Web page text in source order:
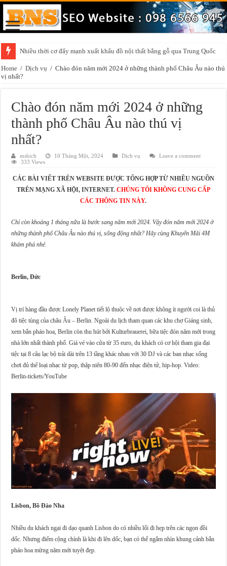
Nhiều thời cơ đẩy mạnh xuất khẩu đồ nội thất bằng gỗ qua Trung Quốc
Home / Dịch vụ / Chào đón năm mới 2024 ở những thành phố Châu Âu nào thú
vị nhất?
Chào đón năm mới 2024 ở những
thành phố Châu Âu nào thú vị
nhất?
msbich 10 Tháng Một, 2024 Dịch vụ
Leave a comment
333 Views
CÁC BÀI VIẾT TRÊN WEBSITE ĐƯỢC TỔNG HỢP TỪ NHIỀU NGUỒN
TRÊN MẠNG XÃ HỘI, INTERNET. CHÚNG TÔI KHÔNG CUNG CẤP
CÁC THÔNG TIN NÀY.
Chỉ còn khoảng 1 tháng nữa là bước sang năm mới 2024. Vậy đón năm mới 2024 ở
những thành phố Châu Âu nào thú vị, sống động nhất? Hãy cùng Khuyến Mãi 4M
khám phá nhé.
Berlin, Đức
Vị trí hàng đầu được Lonely Planet tiết lộ thuộc về nơi được không ít người coi là thủ
đô tiệc tùng của châu Âu – Berlin. Ngoài du lịch tham quan các khu chợ Giáng sinh,
xem bắn pháo hoa, Berlin còn thu hút bởi Kulturbrauerei, bữa tiệc đón năm mới trong
nhà lớn nhất thành phố. Giá vé vào cửa từ 35 euro, du khách có cơ hội tham gia đại
tiệc tại 8 câu lạc bộ trải dài trên 13 tầng khác nhau với 30 DJ và các ban nhạc sống
chơi đủ thể loại nhạc từ pop, thập niên 80-90 đến nhạc điện tử, hip-hop. Video:
Berlin-tickets/YouTube
Lisbon, Bồ Đào Nha
Nhiều du khách ngại đi dạo quanh Lisbon do có nhiều lối đi hẹp trên các ngọn đồi
dốc. Nhưng điểm cộng chính là khi đi lên dốc, bạn có thể ngắm nhìn khung cảnh bắn
pháo hoa mừng năm mới tuyệt đẹp.